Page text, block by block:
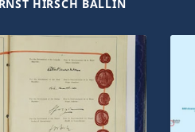
HIRSCH BALLIN